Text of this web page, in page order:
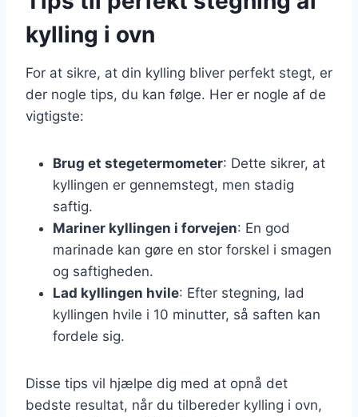
kylling i ovn
For at sikre, at din kylling bliver perfekt stegt, er
der nogle tips, du kan følge. Her er nogle af de
vigtigste:
Brug et stegetermometer: Dette sikrer, at
kyllingen er gennemstegt, men stadig
saftig.
Mariner kyllingen i forvejen: En god
marinade kan gøre en stor forskel i smagen
og saftigheden.
Lad kyllingen hvile: Efter stegning, lad
kyllingen hvile i 10 minutter, så saften kan
fordele sig.
Disse tips vil hjælpe dig med at opnå det
bedste resultat, når du tilbereder kylling i ovn,